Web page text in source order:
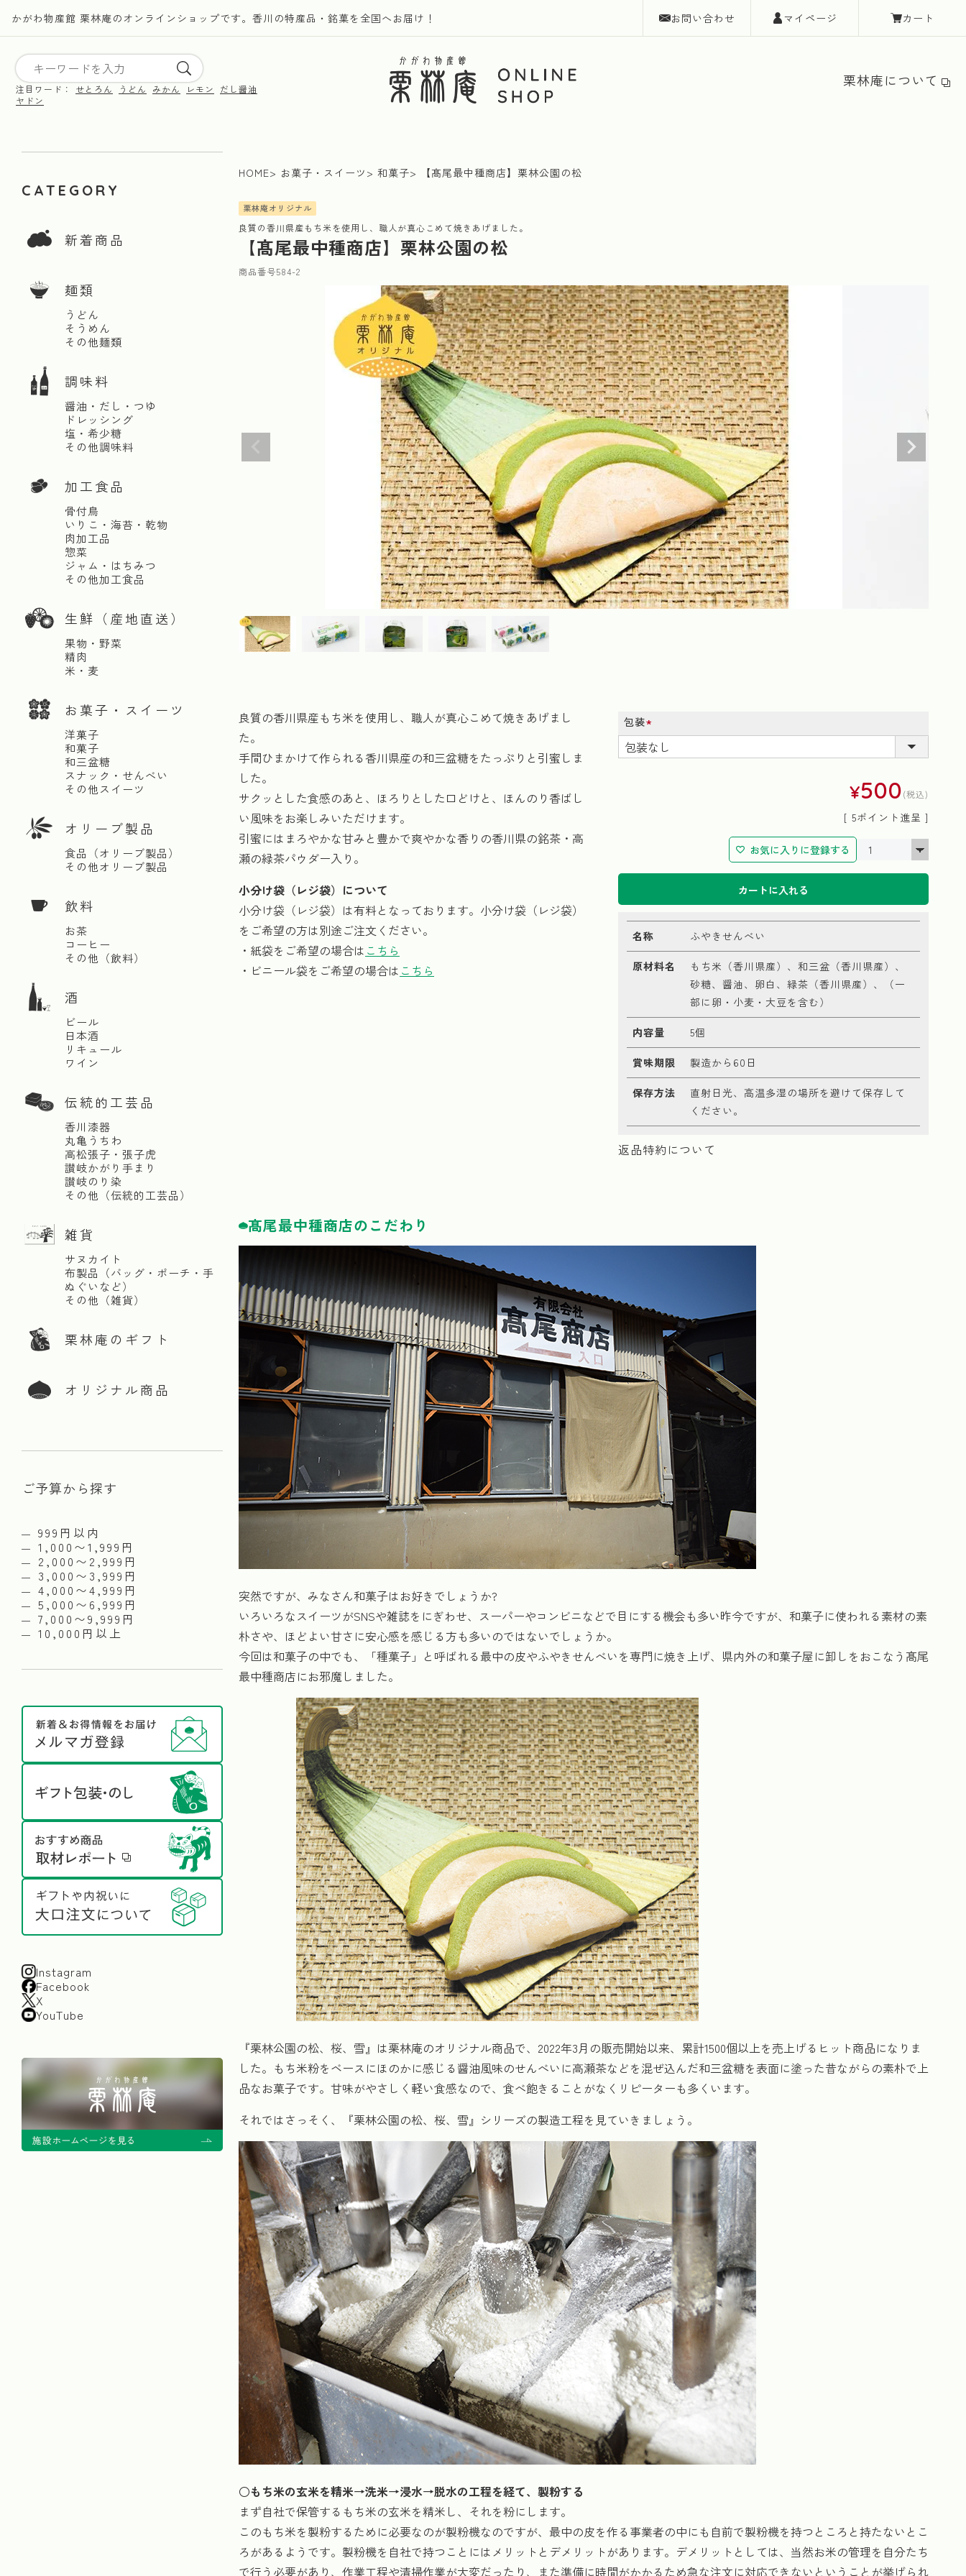
かがわ物産館 栗林庵のオンラインショップです。香川の特産品・銘菓を全国へお届け！ お問い合わせ マイページ カート
注目ワード： せとろん うどん みかん レモン
だし醤油
ヤドン
栗林庵について
CATEGORY
新着商品
麺類
うどん
そうめん
その他麺類
調味料
醤油・だし・つゆ
ドレッシング
塩・希少糖
その他調味料
加工食品
骨付鳥
いりこ・海苔・乾物
肉加工品
惣菜
ジャム・はちみつ
その他加工食品
生鮮（産地直送）
果物・野菜
精肉
米・麦
お菓子・スイーツ
洋菓子
和菓子
和三盆糖
スナック・せんべい
その他スイーツ
オリーブ製品
食品（オリーブ製品）
その他オリーブ製品
飲料
お茶
コーヒー
その他（飲料）
酒
ビール
日本酒
リキュール
ワイン
伝統的工芸品
香川漆器
丸亀うちわ
高松張子・張子虎
讃岐かがり手まり
讃岐のり染
その他（伝統的工芸品）
雑貨
サヌカイト
布製品（バッグ・ポーチ・手
ぬぐいなど）
その他（雑貨）
栗林庵のギフト
オリジナル商品
ご予算から探す
999円以内
1,000〜1,999円
2,000〜2,999円
3,000〜3,999円
4,000〜4,999円
5,000〜6,999円
7,000〜9,999円
10,000円以上
Instagram
Facebook
X
YouTube
HOME お菓子・スイーツ 和菓子 【髙尾最中種商店】栗林公園の松
栗林庵オリジナル
良質の香川県産もち米を使用し、職人が真心こめて焼きあげました。
【髙尾最中種商店】栗林公園の松
商品番号584-2
良質の香川県産もち米を使用し、職人が真心こめて焼きあげまし
た。
手間ひまかけて作られる香川県産の和三盆糖をたっぷりと引蜜しま
した。
サクッとした食感のあと、ほろりとした口どけと、ほんのり香ばし
い風味をお楽しみいただけます。
引蜜にはまろやかな甘みと豊かで爽やかな香りの香川県の銘茶・高
瀬の緑茶パウダー入り。
小分け袋（レジ袋）について
小分け袋（レジ袋）は有料となっております。小分け袋（レジ袋）
をご希望の方は別途ご注文ください。
・紙袋をご希望の場合は こちら
・ビニール袋をご希望の場合は こちら
包装
(必
須)
¥500 税込
[ 5ポイント進呈 ]
お気に入りに登録する
カートに入れる
名称 ふやきせんべい
原材料名
もち米（香川県産）、和三盆（香川県産）、
砂糖、醤油、卵白、緑茶（香川県産）、（一
部に卵・小麦・大豆を含む）
内容量 5個
賞味期限 製造から60日
保存方法
直射日光、高温多湿の場所を避けて保存して
ください。
返品特約について
髙尾最中種商店のこだわり
突然ですが、みなさん和菓子はお好きでしょうか?
いろいろなスイーツがSNSや雑誌をにぎわせ、スーパーやコンビニなどで目にする機会も多い昨今ですが、和菓子に使われる素材の素
朴さや、ほどよい甘さに安心感を感じる方も多いのではないでしょうか。
今回は和菓子の中でも、「種菓子」と呼ばれる最中の皮やふやきせんべいを専門に焼き上げ、県内外の和菓子屋に卸しをおこなう髙尾
最中種商店にお邪魔しました。
『栗林公園の松、桜、雪』は栗林庵のオリジナル商品で、2022年3月の販売開始以来、累計1500個以上を売上げるヒット商品になりま
した。もち米粉をベースにほのかに感じる醤油風味のせんべいに高瀬茶などを混ぜ込んだ和三盆糖を表面に塗った昔ながらの素朴で上
品なお菓子です。甘味がやさしく軽い食感なので、食べ飽きることがなくリピーターも多くいます。
それではさっそく、『栗林公園の松、桜、雪』シリーズの製造工程を見ていきましょう。
○もち米の玄米を精米→洗米→浸水→脱水の工程を経て、製粉する
まず自社で保管するもち米の玄米を精米し、それを粉にします。
このもち米を製粉するために必要なのが製粉機なのですが、最中の皮を作る事業者の中にも自前で製粉機を持つところと持たないとこ
ろがあるようです。製粉機を自社で持つことにはメリットとデメリットがあります。デメリットとしては、当然お米の管理を自分たち
で行う必要があり、作業工程や清掃作業が大変だったり、また準備に時間がかかるため急な注文に対応できないということが挙げられ